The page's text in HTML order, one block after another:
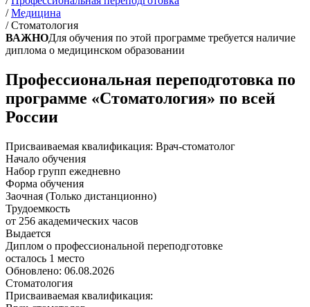
/ Медицина
/ Стоматология
ВАЖНОДля обучения по этой программе требуется наличие
диплома о медицинском образовании
Профессиональная переподготовка по
программе «Стоматология» по всей
России
Присваиваемая квалификация: Врач-стоматолог
Начало обучения
Набор групп ежедневно
Форма обучения
Заочная (Только дистанционно)
Трудоемкость
от 256 академических часов
Выдается
Диплом о профессиональной переподготовке
осталось 1 место
Обновлено: 06.08.2026
Стоматология
Присваиваемая квалификация: